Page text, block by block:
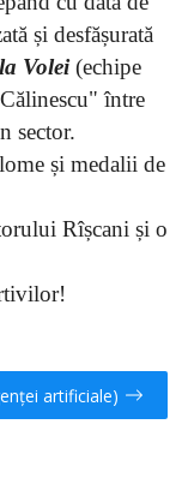
și desfășurată
Volei(echipe
între
sector.
și medalii de
Rîșcani și o
artificiale)